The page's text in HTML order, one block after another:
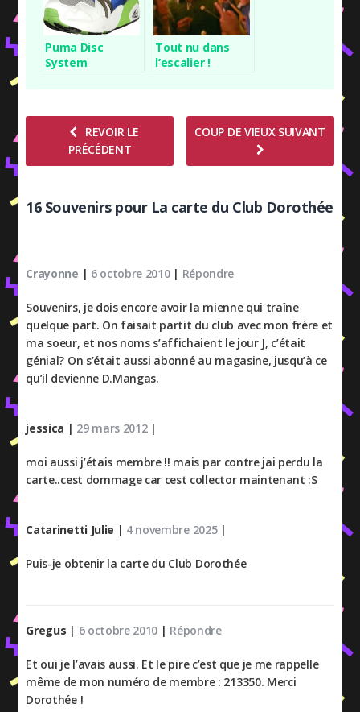
Puma Disc
System
Tout nu dans
l’escalier !
REVOIR LE
PRÉCÉDENT
COUP DE VIEUX SUIVANT
16 Souvenirs pour La carte du Club Dorothée
Crayonne | 6 octobre 2010| Répondre
Souvenirs, je dois encore avoir la mienne qui traîne
quelque part. On faisait partit du club avec mon frère et
ma soeur, et nos noms s’affichaient le jour J, c’était
génial? On s’était aussi abonné au magasine, jusqu’à ce
qu’il devienne D.Mangas.
jessica | 29 mars 2012|
moi aussi j’étais membre !! mais par contre jai perdu la
carte..cest dommage car cest collector maintenant :S
Catarinetti Julie | 4 novembre 2025|
Puis-je obtenir la carte du Club Dorothée
Gregus | 6 octobre 2010 | Répondre
Et oui je l’avais aussi. Et le pire c’est que je me rappelle
même de mon numéro de membre : 213350. Merci
Dorothée !